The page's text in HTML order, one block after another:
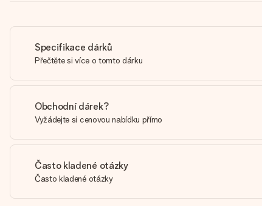
Specifikace dárků
Přečtěte si více o tomto dárku
Obchodní dárek?
Vyžádejte si cenovou nabídku přímo
Často kladené otázky
Často kladené otázky